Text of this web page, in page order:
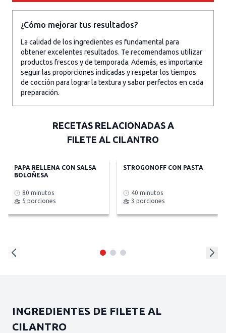
¿Cómo mejorar tus resultados?
La calidad de los ingredientes es fundamental para
obtener excelentes resultados. Te recomendamos utilizar
productos frescos y de temporada. Además, es importante
seguir las proporciones indicadas y respetar los tiempos
de cocción para lograr la textura y sabor perfectos en cada
preparación.
RECETAS RELACIONADAS A
FILETE AL CILANTRO
PAPA RELLENA CON SALSA
BOLOÑESA
80 minutos
5 porciones
STROGONOFF CON PASTA
40 minutos
3 porciones
INGREDIENTES DE FILETE AL
CILANTRO